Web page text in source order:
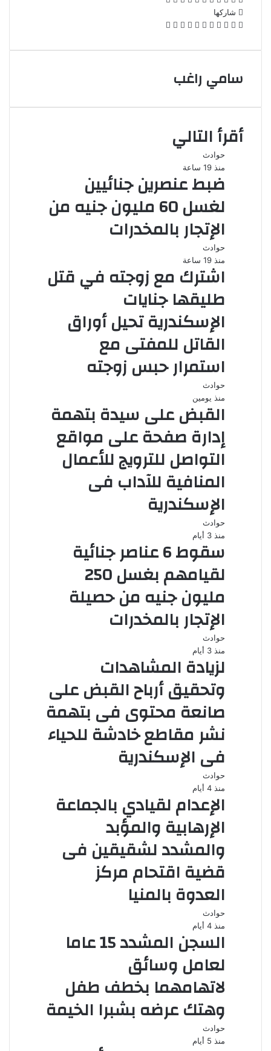
شاركها
فيسبوك
‫X لينكدإنبينتيريستOdnoklassniki
‫Pocket
مشاركة
البريد
سامي راغب
أقرأ التالي
حوادث
منذ 19 ساعة
ضبط عنصرين جنائيين
لغسل 60 مليون جنيه من
الإتجار بالمخدرات
حوادث
منذ 19 ساعة
اشترك مع زوجته في قتل
طليقها جنايات
الإسكندرية تحيل أوراق
القاتل للمفتى مع
استمرار حبس زوجته
حوادث
منذ يومين
القبض على سيدة بتهمة
إدارة صفحة على مواقع
التواصل للترويج للأعمال
المنافية للآداب فى
الإسكندرية
حوادث
منذ 3 أيام
سقوط 6 عناصر جنائية
لقيامهم بغسل 250
مليون جنيه من حصيلة
الإتجار بالمخدرات
حوادث
منذ 3 أيام
لزيادة المشاهدات
وتحقيق أرباح القبض على
صانعة محتوى فى بتهمة
نشر مقاطع خادشة للحياء
فى الإسكندرية
حوادث
منذ 4 أيام
الإعدام لقيادي بالجماعة
الإرهابية والمؤبد
والمشدد لشقيقين فى
قضية اقتحام مركز
العدوة بالمنيا
حوادث
منذ 4 أيام
السجن المشدد 15 عاما
لعامل وسائق
لاتهامهما بخطف طفل
وهتك عرضه بشبرا الخيمة
حوادث
منذ 5 أيام